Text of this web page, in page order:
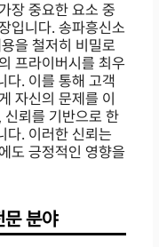
장 중요한 요소 중
입니다. 송파흥신소
을 철저히 비밀로
프라이버시를 최우
다. 이를 통해 고객
자신의 문제를 이
신뢰를 기반으로 한
다. 이러한 신뢰는
도 긍정적인 영향을
문 분야